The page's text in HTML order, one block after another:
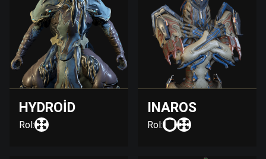
HYDROID
Rol:
INAROS
Rol: